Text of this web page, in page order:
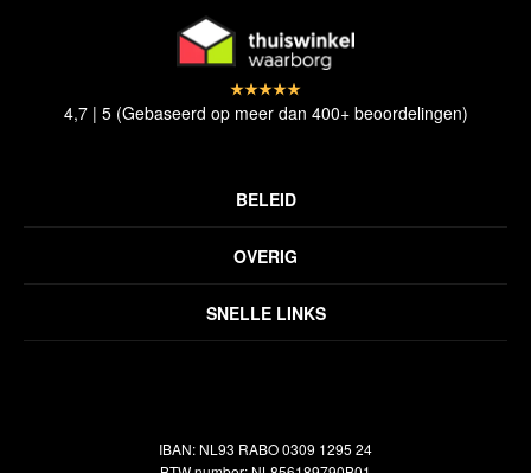
SNELLE LINKS
OVERIG
Inspiratie
Veelgestelde vragen
BELEID
Disclaimer
Verzendbeleid
4,7 | 5 (Gebaseerd op meer dan 400+ beoordelingen)
IBAN: NL93 RABO 0309 1295 24